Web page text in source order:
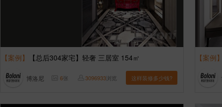
【案例】 【总后304家宅】轻奢 三居室 154㎡
博洛尼 6张 3096933浏览 这样装修多少钱?
【案例